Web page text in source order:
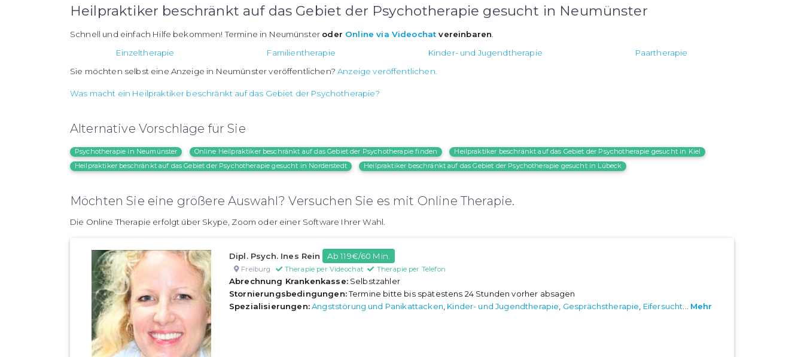
Heilpraktiker beschränkt auf das Gebiet der Psychotherapie gesucht in Neumünster
Schnell und einfach Hilfe bekommen! Termine in Neumünster oder Online via Videochat vereinbaren.
Einzeltherapie
Familientherapie Kinder- und Jugendtherapie
Paartherapie
Sie möchten selbst eine Anzeige in Neumünster veröffentlichen?Anzeige veröffentlichen.
Was macht ein Heilpraktiker beschränkt auf das Gebiet der Psychotherapie?
Alternative Vorschläge für Sie
Psychotherapie in Neumünster Online Heilpraktiker beschränkt auf das Gebiet der Psychotherapie finden
Heilpraktiker beschränkt auf das Gebiet der Psychotherapie gesucht in Kiel
Heilpraktiker beschränkt auf das Gebiet der Psychotherapie gesucht in Norderstedt
Heilpraktiker beschränkt auf das Gebiet der Psychotherapie gesucht in Lübeck
Möchten Sie eine größere Auswahl? Versuchen Sie es mit Online Therapie.
Die Online Therapie erfolgt über Skype, Zoom oder einer Software Ihrer Wahl.
Dipl. Psych. Ines Rein Ab 119€/60 Min.
Freiburg Therapie per Videochat Therapie per Telefon
Abrechnung Krankenkasse:Selbstzahler
Stornierungsbedingungen:Termine bitte bis spätestens 24 Stunden vorher absagen
Spezialisierungen:Angststörung und Panikattacken, Kinder- und Jugendtherapie, Gesprächstherapie, Eifersucht... Mehr